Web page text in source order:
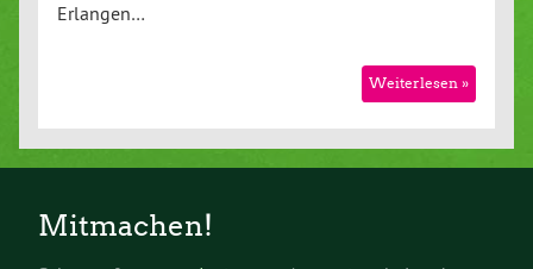
Erlangen…
Weiterlesen »
Mitmachen!